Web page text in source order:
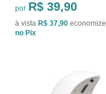
por R$ 39,90
à vista R$ 37,90 economize
no Pix